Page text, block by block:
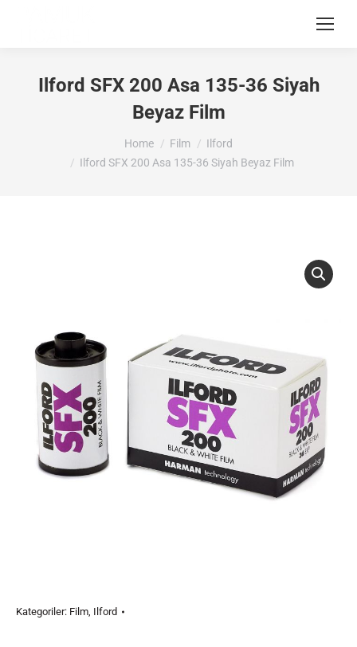
Ilford SFX 200 Asa 135-36 Siyah
Beyaz Film
Home Film
Ilford
Ilford SFX 200 Asa 135-36 Siyah Beyaz Film
Kategoriler: Film, Ilford